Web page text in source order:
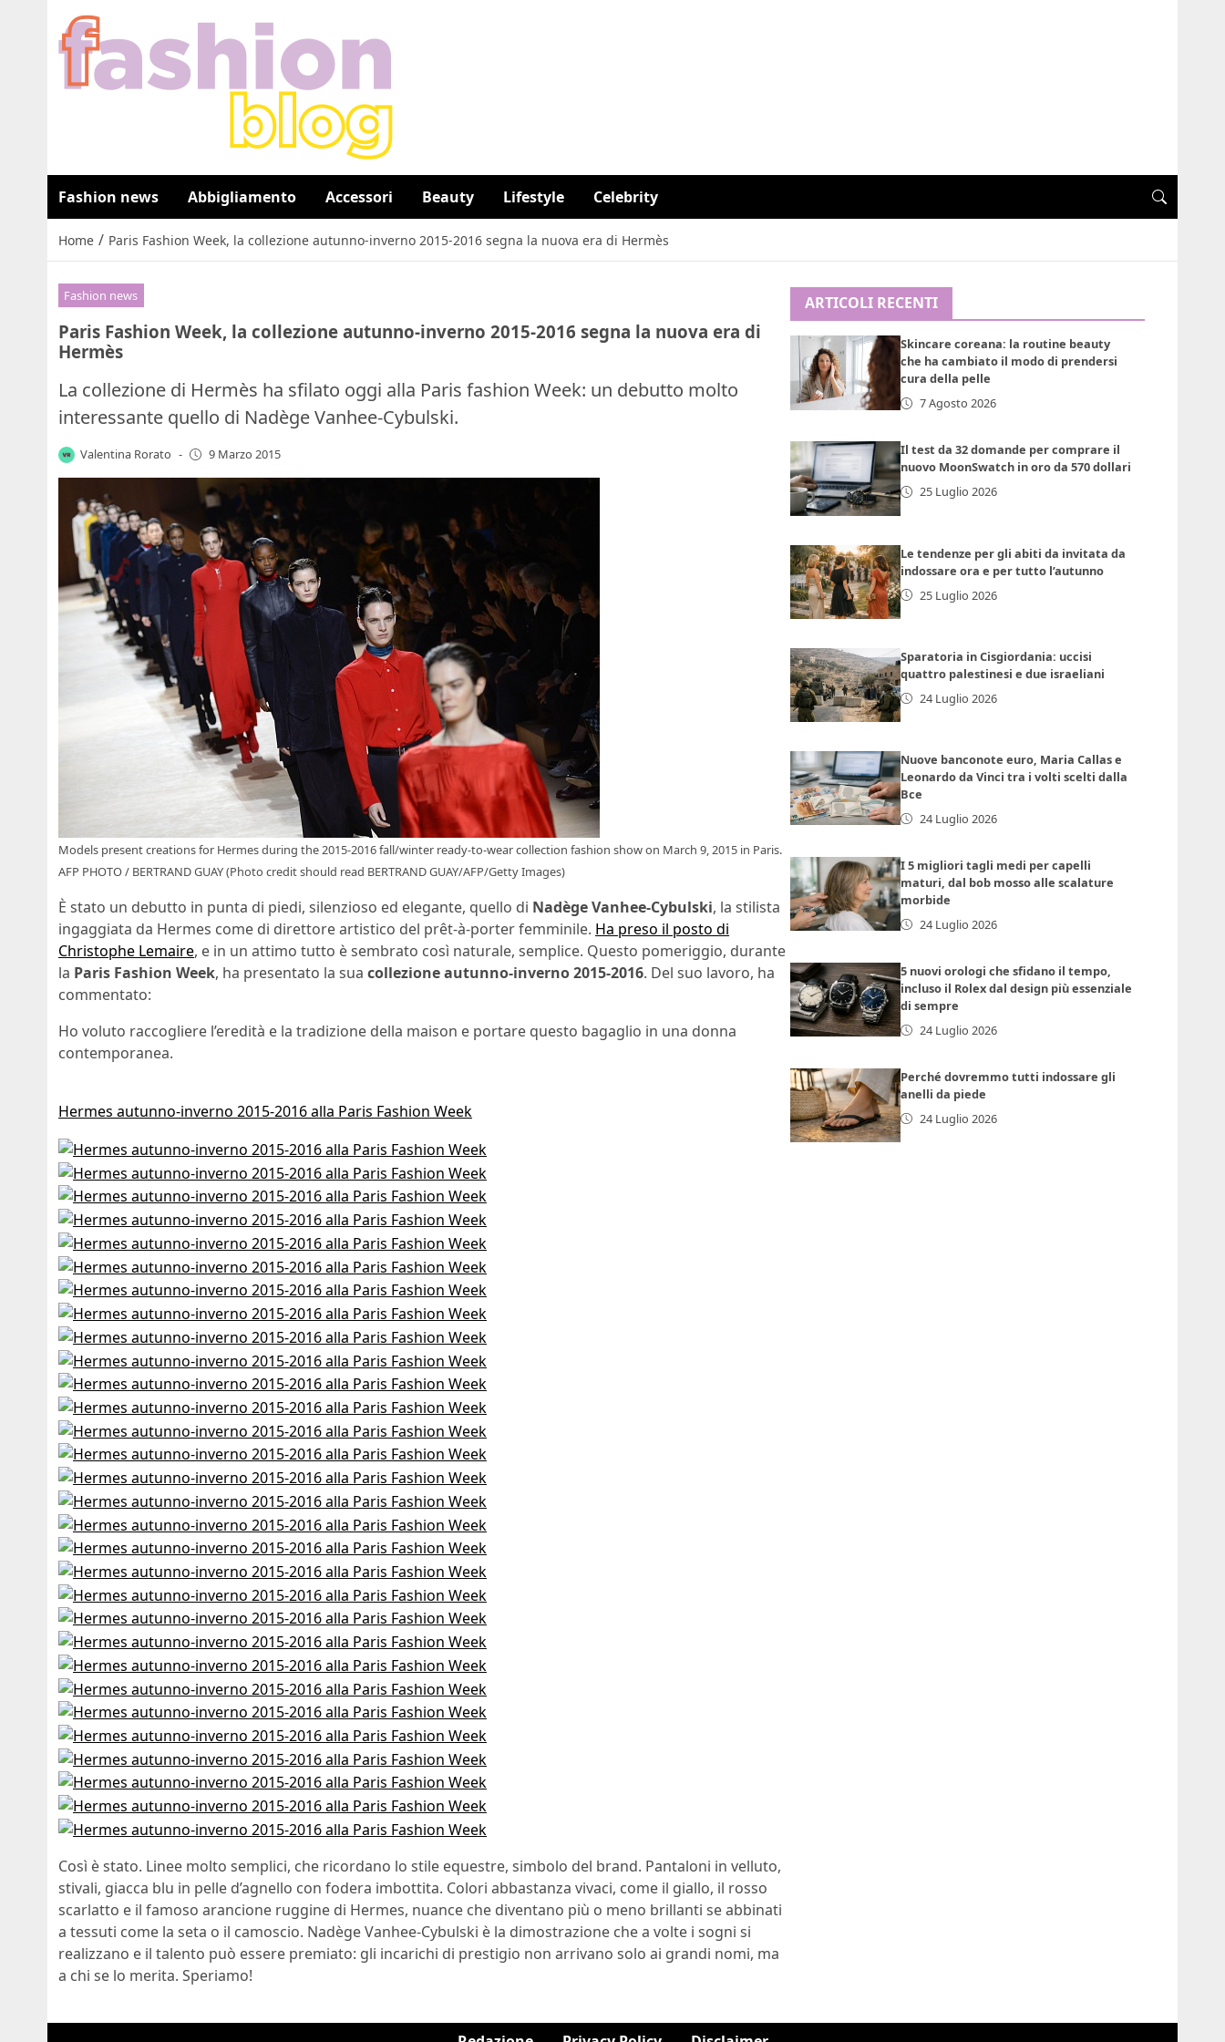
Fashion news Abbigliamento Accessori Beauty Lifestyle Celebrity
Home / Paris Fashion Week, la collezione autunno-inverno 2015-2016 segna la nuova era di Hermès
Fashion news
Paris Fashion Week, la collezione autunno-inverno 2015-2016 segna la nuova era di
Hermès
La collezione di Hermès ha sfilato oggi alla Paris fashion Week: un debutto molto
interessante quello di Nadège Vanhee-Cybulski.
Valentina Rorato - 9 Marzo 2015
Models present creations for Hermes during the 2015-2016 fall/winter ready-to-wear collection fashion show on March 9, 2015 in Paris.
AFP PHOTO / BERTRAND GUAY (Photo credit should read BERTRAND GUAY/AFP/Getty Images)
È stato un debutto in punta di piedi, silenzioso ed elegante, quello di Nadège Vanhee-Cybulski, la stilista
ingaggiata da Hermes come di direttore artistico del prêt-à-porter femminile. Ha preso il posto di
Christophe Lemaire, e in un attimo tutto è sembrato così naturale, semplice. Questo pomeriggio, durante
la Paris Fashion Week, ha presentato la sua collezione autunno-inverno 2015-2016. Del suo lavoro, ha
commentato:
Ho voluto raccogliere l’eredità e la tradizione della maison e portare questo bagaglio in una donna
contemporanea.
Hermes autunno-inverno 2015-2016 alla Paris Fashion Week
Così è stato. Linee molto semplici, che ricordano lo stile equestre, simbolo del brand. Pantaloni in velluto,
stivali, giacca blu in pelle d’agnello con fodera imbottita. Colori abbastanza vivaci, come il giallo, il rosso
scarlatto e il famoso arancione ruggine di Hermes, nuance che diventano più o meno brillanti se abbinati
a tessuti come la seta o il camoscio. Nadège Vanhee-Cybulski è la dimostrazione che a volte i sogni si
realizzano e il talento può essere premiato: gli incarichi di prestigio non arrivano solo ai grandi nomi, ma
a chi se lo merita. Speriamo!
ARTICOLI RECENTI
Skincare coreana: la routine beauty
che ha cambiato il modo di prendersi
cura della pelle
7 Agosto 2026
Il test da 32 domande per comprare il
nuovo MoonSwatch in oro da 570 dollari
25 Luglio 2026
Le tendenze per gli abiti da invitata da
indossare ora e per tutto l’autunno
25 Luglio 2026
Sparatoria in Cisgiordania: uccisi
quattro palestinesi e due israeliani
24 Luglio 2026
Nuove banconote euro, Maria Callas e
Leonardo da Vinci tra i volti scelti dalla
Bce
24 Luglio 2026
I 5 migliori tagli medi per capelli
maturi, dal bob mosso alle scalature
morbide
24 Luglio 2026
5 nuovi orologi che sfidano il tempo,
incluso il Rolex dal design più essenziale
di sempre
24 Luglio 2026
Perché dovremmo tutti indossare gli
anelli da piede
24 Luglio 2026